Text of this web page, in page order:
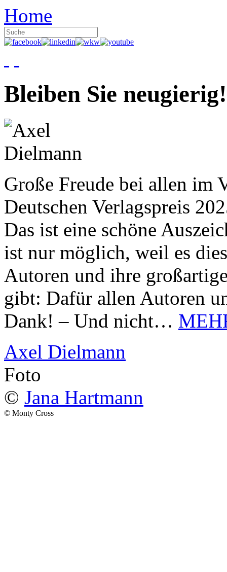
Home
Bleiben Sie neugierig!
Große Freude bei allen im
Deutschen Verlagspreis
Das ist eine schöne
ist nur möglich, weil es
Autoren und ihre
gibt: Dafür allen Autoren
Dank! – Und nicht…
Axel Dielmann
Foto
© Jana Hartmann
© Monty Cross